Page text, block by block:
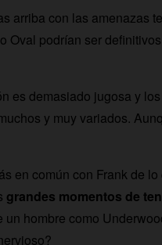
arriba con las amenazas
Oval podrían ser
es demasiado jugosa y
y muy variados.
en común con Frank de
grandes momentos de
hombre como